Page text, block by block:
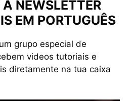
NEWSLETTER
EM PORTUGUÊS
grupo especial de
videos tutoriais e
diretamente na tua caixa